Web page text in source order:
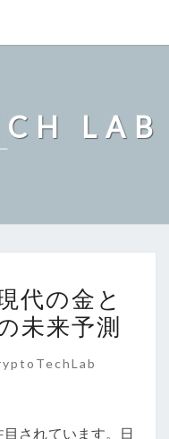
LAB
代の金と
未来予測
されています。日